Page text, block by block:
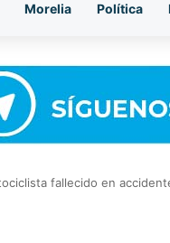
Morelia Política
fallecido en